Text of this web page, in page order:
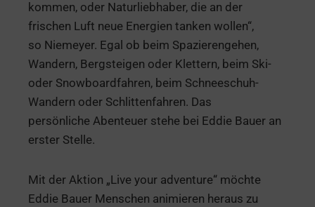
kommen, oder Naturliebhaber, die an der
frischen Luft neue Energien tanken wollen“,
so Niemeyer. Egal ob beim Spazierengehen,
Wandern, Bergsteigen oder Klettern, beim Ski-
oder Snowboardfahren, beim Schneeschuh-
Wandern oder Schlittenfahren. Das
persönliche Abenteuer stehe bei Eddie Bauer an
erster Stelle.
Mit der Aktion „Live your adventure“ möchte
Eddie Bauer Menschen animieren heraus zu